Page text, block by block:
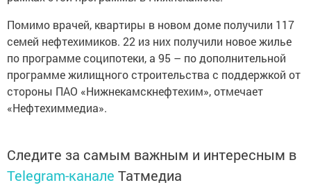
Помимо врачей, квартиры в новом доме получили 117
семей нефтехимиков. 22 из них получили новое жилье
по программе соципотеки, а 95 – по дополнительной
программе жилищного строительства с поддержкой от
стороны ПАО «Нижнекамскнефтехим», отмечает
«Нефтехиммедиа».
Следите за самым важным и интересным в
Telegram-канале Татмедиа